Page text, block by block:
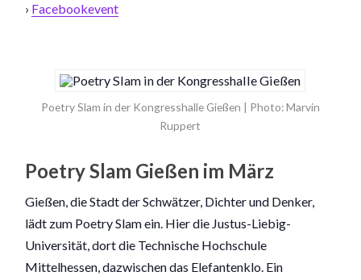
› Facebookevent
Poetry Slam in der Kongresshalle Gießen | Photo: Marvin
Ruppert
Poetry Slam Gießen im März
Gießen, die Stadt der Schwätzer, Dichter und Denker,
lädt zum Poetry Slam ein. Hier die Justus-Liebig-
Universität, dort die Technische Hochschule
Mittelhessen, dazwischen das Elefantenklo. Ein